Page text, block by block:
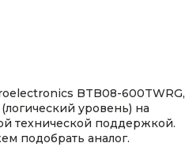
BTB08-600TWRG,
уровень) на
технической поддержкой.
подобрать аналог.